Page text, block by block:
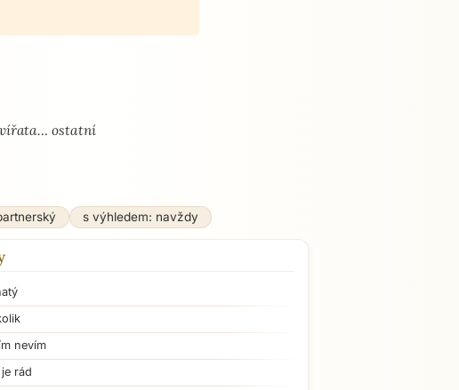
ostatní
s výhledem: navždy
nevím
je rád